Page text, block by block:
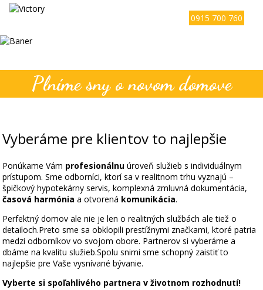
0915 700 760
Plníme sny o novom domove
Vyberáme pre klientov to najlepšie
Ponúkame Vám profesionálnu úroveň služieb s individuálnym
prístupom. Sme odborníci, ktorí sa v realitnom trhu vyznajú –
špičkový hypotekárny servis, komplexná zmluvná dokumentácia,
časová harmónia a otvorená komunikácia.
Perfektný domov ale nie je len o realitných službách ale tiež o
detailoch.Preto sme sa obklopili prestížnymi značkami, ktoré patria
medzi odborníkov vo svojom obore. Partnerov si vyberáme a
dbáme na kvalitu služieb.Spolu snimi sme schopný zaistiť to
najlepšie pre Vaše vysnívané bývanie.
Vyberte si spoľahlivého partnera v životnom rozhodnutí!